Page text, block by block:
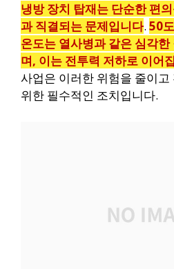
냉방 장치 탑재는 단순한 편
과 직결되는 문제입니다. 50
온도는 열사병과 같은 심각
며, 이는 전투력 저하로 이어
사업은 이러한 위험을 줄이
위한 필수적인 조치입니다.